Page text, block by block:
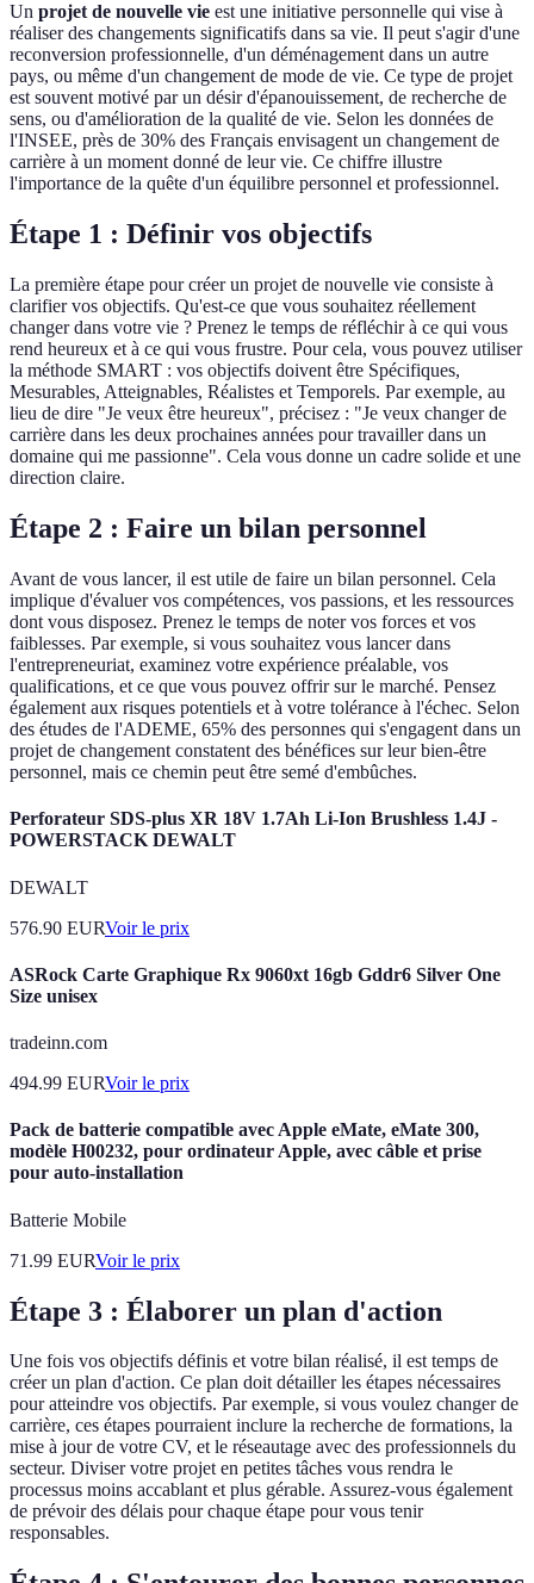
Un projet de nouvelle vie est une initiative personnelle qui vise à
réaliser des changements significatifs dans sa vie. Il peut s'agir d'une
reconversion professionnelle, d'un déménagement dans un autre
pays, ou même d'un changement de mode de vie. Ce type de projet
est souvent motivé par un désir d'épanouissement, de recherche de
sens, ou d'amélioration de la qualité de vie. Selon les données de
l'INSEE, près de 30% des Français envisagent un changement de
carrière à un moment donné de leur vie. Ce chiffre illustre
l'importance de la quête d'un équilibre personnel et professionnel.
Étape 1 : Définir vos objectifs
La première étape pour créer un projet de nouvelle vie consiste à
clarifier vos objectifs. Qu'est-ce que vous souhaitez réellement
changer dans votre vie ? Prenez le temps de réfléchir à ce qui vous
rend heureux et à ce qui vous frustre. Pour cela, vous pouvez utiliser
la méthode SMART : vos objectifs doivent être Spécifiques,
Mesurables, Atteignables, Réalistes et Temporels. Par exemple, au
lieu de dire "Je veux être heureux", précisez : "Je veux changer de
carrière dans les deux prochaines années pour travailler dans un
domaine qui me passionne". Cela vous donne un cadre solide et une
direction claire.
Étape 2 : Faire un bilan personnel
Avant de vous lancer, il est utile de faire un bilan personnel. Cela
implique d'évaluer vos compétences, vos passions, et les ressources
dont vous disposez. Prenez le temps de noter vos forces et vos
faiblesses. Par exemple, si vous souhaitez vous lancer dans
l'entrepreneuriat, examinez votre expérience préalable, vos
qualifications, et ce que vous pouvez offrir sur le marché. Pensez
également aux risques potentiels et à votre tolérance à l'échec. Selon
des études de l'ADEME, 65% des personnes qui s'engagent dans un
projet de changement constatent des bénéfices sur leur bien-être
personnel, mais ce chemin peut être semé d'embûches.
Perforateur SDS-plus XR 18V 1.7Ah Li-Ion Brushless 1.4J -
POWERSTACK DEWALT
DEWALT
576.90 EURVoir le prix
ASRock Carte Graphique Rx 9060xt 16gb Gddr6 Silver One
Size unisex
tradeinn.com
494.99 EURVoir le prix
Pack de batterie compatible avec Apple eMate, eMate 300,
modèle H00232, pour ordinateur Apple, avec câble et prise
pour auto-installation
Batterie Mobile
71.99 EURVoir le prix
Étape 3 : Élaborer un plan d'action
Une fois vos objectifs définis et votre bilan réalisé, il est temps de
créer un plan d'action. Ce plan doit détailler les étapes nécessaires
pour atteindre vos objectifs. Par exemple, si vous voulez changer de
carrière, ces étapes pourraient inclure la recherche de formations, la
mise à jour de votre CV, et le réseautage avec des professionnels du
secteur. Diviser votre projet en petites tâches vous rendra le
processus moins accablant et plus gérable. Assurez-vous également
de prévoir des délais pour chaque étape pour vous tenir
responsables.